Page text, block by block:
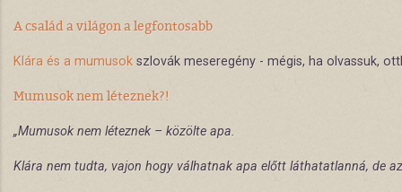
A család a világon a legfontosabb
Klára és a mumusok szlovák meseregény - mégis, ha olvassuk,
Mumusok nem léteznek?!
„Mumusok nem léteznek – közölte apa.
Klára nem tudta, vajon hogy válhatnak apa előtt láthatatlanná, de